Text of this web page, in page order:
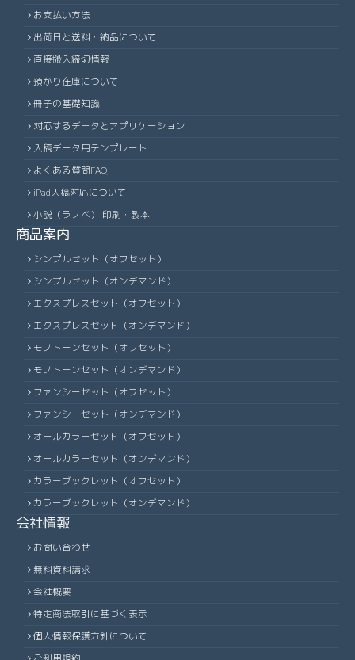
お支払い方法
出荷日と送料・納品について
直接搬入締切情報
預かり在庫について
冊子の基礎知識
対応するデータとアプリケーション
入稿データ用テンプレート
よくある質問FAQ
iPad入稿対応について
小説（ラノベ） 印刷・製本
商品案内
シンプルセット（オフセット）
シンプルセット（オンデマンド）
エクスプレスセット（オフセット）
エクスプレスセット（オンデマンド）
モノトーンセット（オフセット）
モノトーンセット（オンデマンド）
ファンシーセット（オフセット）
ファンシーセット（オンデマンド）
オールカラーセット（オフセット）
オールカラーセット（オンデマンド）
カラーブックレット（オフセット）
カラーブックレット（オンデマンド）
会社情報
お問い合わせ
無料資料請求
会社概要
特定商法取引に基づく表示
個人情報保護方針について